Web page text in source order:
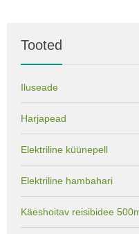
Tooted
Iluseade
Harjapead
Elektriline küünepell
Elektriline hambahari
Käeshoitav reisibidee